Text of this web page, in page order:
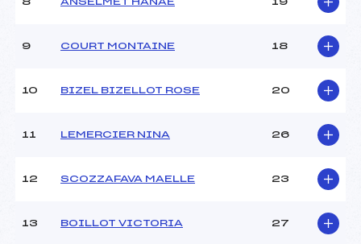
Ouvreurs D :
Météo :
Nombre de portes :
47
Traceur :
JORCIN (SA)
CHARRIER (SA)
Ouvreurs C :
8 ANSELMET HANAE 19
9 COURT MONTAINE 18
10 BIZEL BIZELLOT ROSE 20
11 LEMERCIER NINA 26
12 SCOZZAFAVA MAELLE 23
13 BOILLOT VICTORIA 27